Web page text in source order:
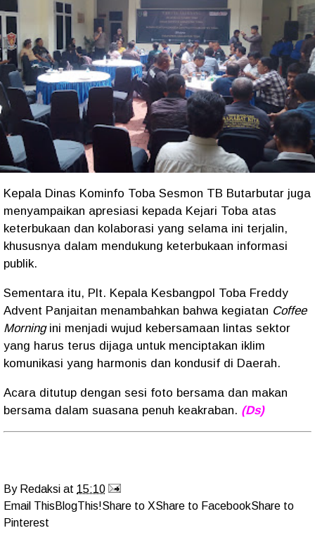
Kepala Dinas Kominfo Toba Sesmon TB Butarbutar juga
menyampaikan apresiasi kepada Kejari Toba atas
keterbukaan dan kolaborasi yang selama ini terjalin,
khususnya dalam mendukung keterbukaan informasi
publik.
Sementara itu, Plt. Kepala Kesbangpol Toba Freddy
Advent Panjaitan menambahkan bahwa kegiatan Coffee
Morningini menjadi wujud kebersamaan lintas sektor
yang harus terus dijaga untuk menciptakan iklim
komunikasi yang harmonis dan kondusif di Daerah.
Acara ditutup dengan sesi foto bersama dan makan
bersama dalam suasana penuh keakraban. (Ds)
By Redaksi at 15:10
Email This BlogThis!Share to XShare to FacebookShare to
Pinterest